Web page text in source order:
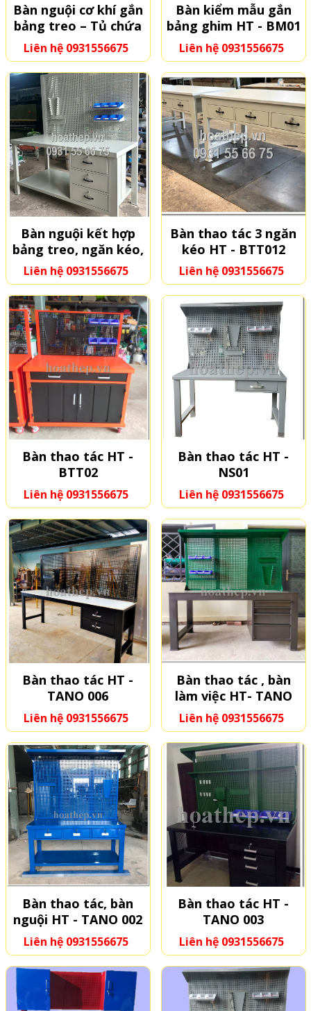
Bàn nguội cơ khí gắn
bảng treo – Tủ chứa
đồ 5 ngăn kéo – Mặt
bàn chống tĩnh điện
36mm
Liên hệ 0931556675
Bàn kiểm mẫu gắn
bảng ghim HT - BM01
Liên hệ 0931556675
Bàn nguội kết hợp
bảng treo, ngăn kéo,
kệ chứa đồ HT -
BTT012
Liên hệ 0931556675
Bàn thao tác 3 ngăn
kéo HT - BTT012
Liên hệ 0931556675
Bàn thao tác HT -
BTT02
Liên hệ 0931556675
Bàn thao tác HT -
NS01
Liên hệ 0931556675
Bàn thao tác HT -
TANO 006
Liên hệ 0931556675
Bàn thao tác , bàn
làm việc HT- TANO
001
Liên hệ 0931556675
Bàn thao tác, bàn
nguội HT - TANO 002
Liên hệ 0931556675
Bàn thao tác HT -
TANO 003
Liên hệ 0931556675